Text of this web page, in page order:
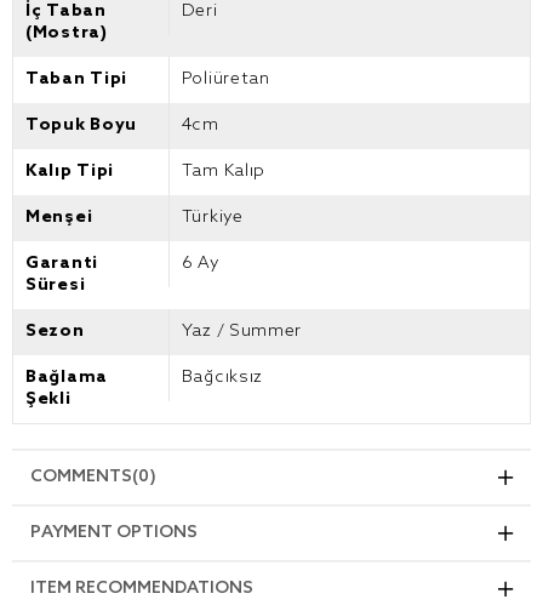
İç Taban
(Mostra)
Deri
Taban Tipi Poliüretan
Topuk Boyu 4cm
Kalıp Tipi Tam Kalıp
Menşei Türkiye
Garanti
Süresi
6 Ay
Sezon Yaz / Summer
Bağlama
Şekli
Bağcıksız
COMMENTS(0)
PAYMENT OPTIONS
ITEM RECOMMENDATIONS